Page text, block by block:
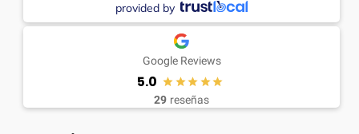
provided by
Google Reviews
5.0
29 reseñas